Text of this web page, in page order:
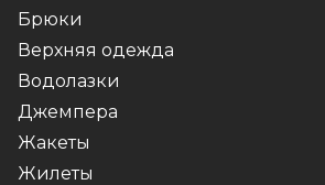
Брюки
Верхняя одежда
Водолазки
Джемпера
Жакеты
Жилеты